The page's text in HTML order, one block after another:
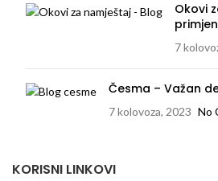
Okovi
7
Česma – Važan
7 kolovoza, 2023 No
KORISNI LINKOVI